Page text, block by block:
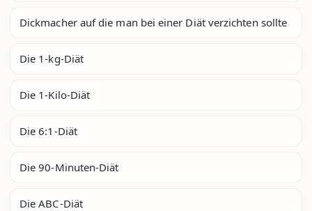
Dickmacher auf die man bei einer Diät verzichten sollte
Die 1-kg-Diät
Die 1-Kilo-Diät
Die 6:1-Diät
Die 90-Minuten-Diät
Die ABC-Diät